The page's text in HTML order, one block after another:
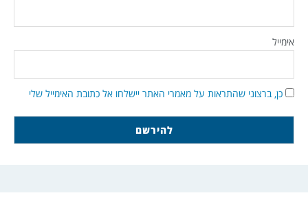
אימייל
כן, ברצוני שהתראות על מאמרי האתר יישלחו אל כתובת האימייל שלי